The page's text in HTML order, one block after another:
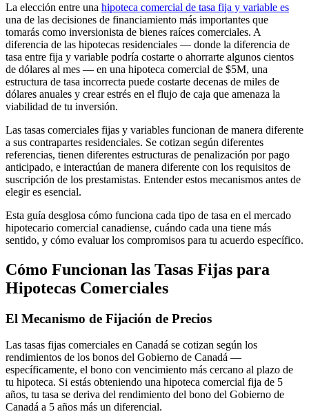
La elección entre una hipoteca comercial de tasa fija y variable es
una de las decisiones de financiamiento más importantes que
tomarás como inversionista de bienes raíces comerciales. A
diferencia de las hipotecas residenciales — donde la diferencia de
tasa entre fija y variable podría costarte o ahorrarte algunos cientos
de dólares al mes — en una hipoteca comercial de $5M, una
estructura de tasa incorrecta puede costarte decenas de miles de
dólares anuales y crear estrés en el flujo de caja que amenaza la
viabilidad de tu inversión.
Las tasas comerciales fijas y variables funcionan de manera diferente
a sus contrapartes residenciales. Se cotizan según diferentes
referencias, tienen diferentes estructuras de penalización por pago
anticipado, e interactúan de manera diferente con los requisitos de
suscripción de los prestamistas. Entender estos mecanismos antes de
elegir es esencial.
Esta guía desglosa cómo funciona cada tipo de tasa en el mercado
hipotecario comercial canadiense, cuándo cada una tiene más
sentido, y cómo evaluar los compromisos para tu acuerdo específico.
Cómo Funcionan las Tasas Fijas para
Hipotecas Comerciales
El Mecanismo de Fijación de Precios
Las tasas fijas comerciales en Canadá se cotizan según los
rendimientos de los bonos del Gobierno de Canadá —
específicamente, el bono con vencimiento más cercano al plazo de
tu hipoteca. Si estás obteniendo una hipoteca comercial fija de 5
años, tu tasa se deriva del rendimiento del bono del Gobierno de
Canadá a 5 años más un diferencial.